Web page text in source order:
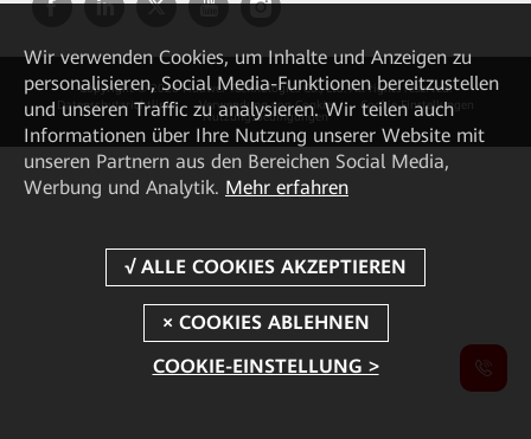
Copyright © 2026 Huawei Technologies Co., Ltd. All rights reserved.
Datenschutzrichtlinie
Verwendung von Cookies
Cookie Einstellungen
Nutzungsbedingungen
Wir verwenden Cookies, um Inhalte und Anzeigen zu
personalisieren, Social Media-Funktionen bereitzustellen
und unseren Traffic zu analysieren. Wir teilen auch
Informationen über Ihre Nutzung unserer Website mit
unseren Partnern aus den Bereichen Social Media,
Werbung und Analytik. Mehr erfahren
COOKIE-EINSTELLUNG >